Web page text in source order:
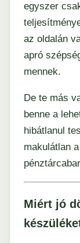
egyszer
az oldalán
apró
mennek.
De te más
benne a
hibátlanul
makulátlan
Miért jó